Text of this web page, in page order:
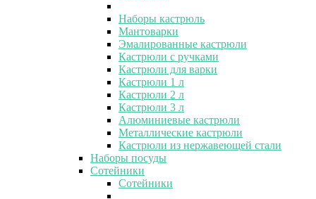
Наборы кастрюль
Мантоварки
Эмалированные кастрюли
Кастрюли с ручками
Кастрюли для варки
Кастрюли 1 л
Кастрюли 2 л
Кастрюли 3 л
Алюминиевые кастрюли
Металлические кастрюли
Кастрюли из нержавеющей стали
Наборы посуды
Сотейники
Сотейники